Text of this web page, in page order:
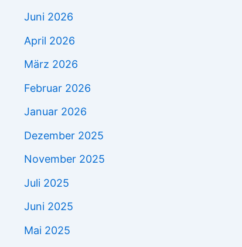
Juni 2026
April 2026
März 2026
Februar 2026
Januar 2026
Dezember 2025
November 2025
Juli 2025
Juni 2025
Mai 2025